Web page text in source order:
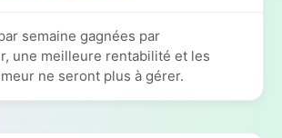
semaine gagnées par
une meilleure rentabilité et les
ne seront plus à gérer.